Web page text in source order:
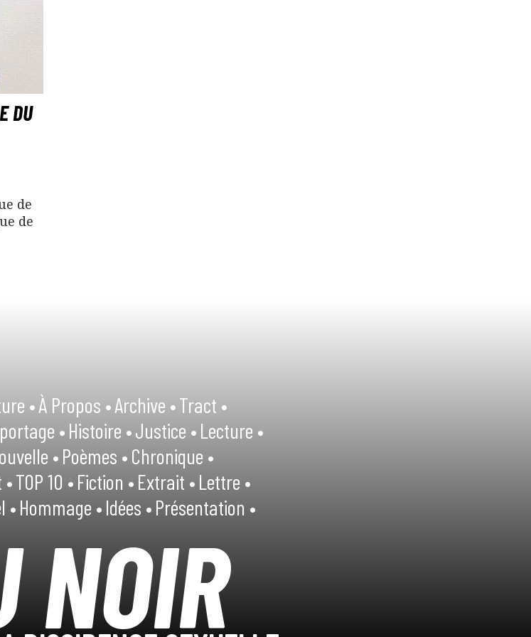
DU
de
de
•À Propos •Archive •Tract •
•Histoire •Justice •Lecture •
•Poèmes •Chronique •
TOP 10 •Fiction •Extrait •Lettre •
•Hommage •Idées •Présentation •
NOIR